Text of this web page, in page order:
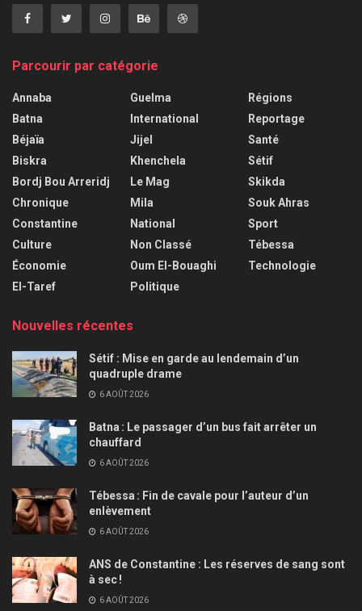
Parcourir par catégorie
Annaba
Batna
Béjaïa
Biskra
Bordj Bou Arreridj
Chronique
Constantine
Culture
Économie
El-Taref
Guelma
International
Jijel
Khenchela
Le Mag
Mila
National
Non Classé
Oum El-Bouaghi
Politique
Régions
Reportage
Santé
Sétif
Skikda
Souk Ahras
Sport
Tébessa
Technologie
Nouvelles récentes
Sétif : Mise en garde au lendemain d’un
quadruple drame
6 AOÛT 2026
Batna : Le passager d’un bus fait arrêter un
chauffard
6 AOÛT 2026
Tébessa : Fin de cavale pour l’auteur d’un
enlèvement
6 AOÛT 2026
ANS de Constantine : Les réserves de sang sont
à sec !
6 AOÛT 2026